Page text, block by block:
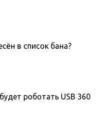
в список бана?
роботать USB 360